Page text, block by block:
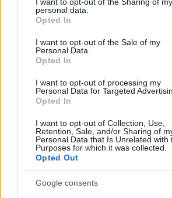
grant or deny consent to Google and its
use your data for below specified
consent section.
personal data.
Opted In
I want to opt-out of the Sale of my
Personal Data.
Opted In
I want to opt-out of processing my
Personal Data for Targeted
Opted In
I want to opt-out of Collection, Use,
Retention, Sale, and/or Sharing of
Personal Data that Is Unrelated with
Purposes for which it was collected.
Opted Out
Google consents
Νόμου περί Εξέγερσης του 1807,
δυνάμεις για την επιβολή του
χώρας. Η τελευταία φορά που
ο νόμος ήταν κατά τη διάρκεια
Λος Άντζελες το 1992.
ΑΣΕΠ: Πιστοποίηση
μόνο 2 ημέρες στα χέρια